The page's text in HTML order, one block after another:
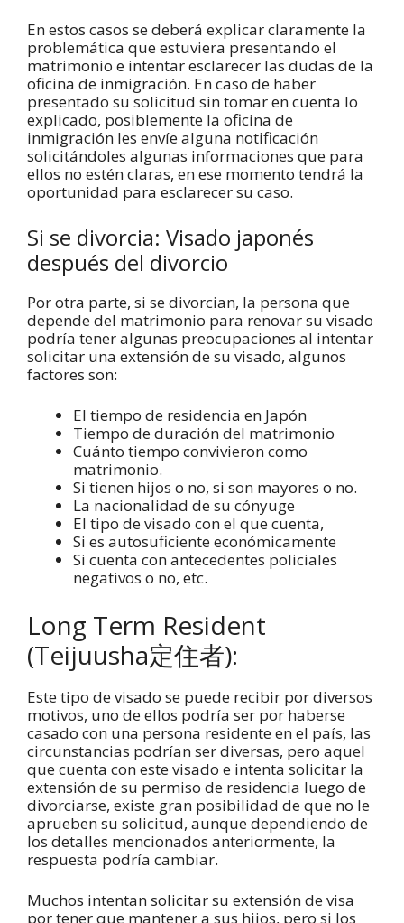
En estos casos se deberá explicar claramente la
problemática que estuviera presentando el
matrimonio e intentar esclarecer las dudas de la
oficina de inmigración. En caso de haber
presentado su solicitud sin tomar en cuenta lo
explicado, posiblemente la oficina de
inmigración les envíe alguna notificación
solicitándoles algunas informaciones que para
ellos no estén claras, en ese momento tendrá la
oportunidad para esclarecer su caso.
Si se divorcia: Visado japonés
después del divorcio
Por otra parte, si se divorcian, la persona que
depende del matrimonio para renovar su visado
podría tener algunas preocupaciones al intentar
solicitar una extensión de su visado, algunos
factores son:
El tiempo de residencia en Japón
Tiempo de duración del matrimonio
Cuánto tiempo convivieron como
matrimonio.
Si tienen hijos o no, si son mayores o no.
La nacionalidad de su cónyuge
El tipo de visado con el que cuenta,
Si es autosuficiente económicamente
Si cuenta con antecedentes policiales
negativos o no, etc.
Long Term Resident
(Teijuusha定住者):
Este tipo de visado se puede recibir por diversos
motivos, uno de ellos podría ser por haberse
casado con una persona residente en el país, las
circunstancias podrían ser diversas, pero aquel
que cuenta con este visado e intenta solicitar la
extensión de su permiso de residencia luego de
divorciarse, existe gran posibilidad de que no le
aprueben su solicitud, aunque dependiendo de
los detalles mencionados anteriormente, la
respuesta podría cambiar.
Muchos intentan solicitar su extensión de visa
por tener que mantener a sus hijos, pero si los